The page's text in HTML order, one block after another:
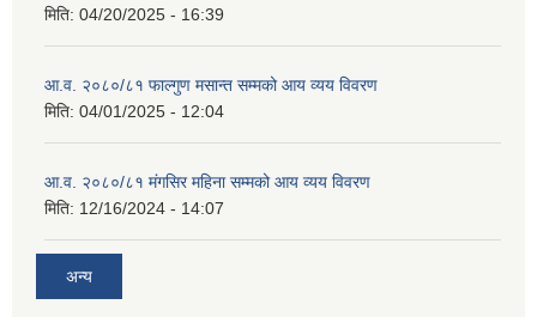
मिति: 04/20/2025 - 16:39
आ.व. २०८०/८१ फाल्गुण मसान्त सम्मको आय व्यय विवरण
मिति: 04/01/2025 - 12:04
आ.व. २०८०/८१ मंगसिर महिना सम्मको आय व्यय विवरण
मिति: 12/16/2024 - 14:07
अन्य